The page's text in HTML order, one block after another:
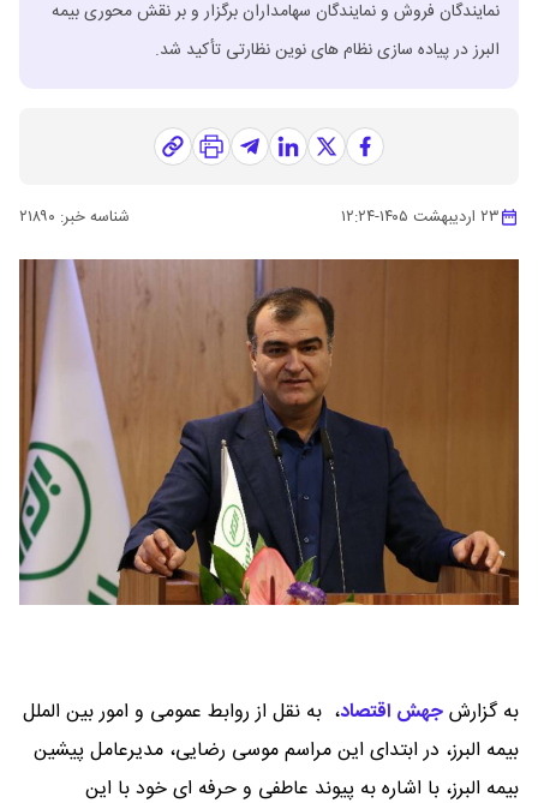
نمایندگان فروش و نمایندگان سهامداران برگزار و بر نقش محوری بیمه
البرز در پیاده سازی نظام های نوین نظارتی تأکید شد.
۲۳ اردیبهشت ۱۴۰۵ -۱۲:۲۴ شناسه خبر: ۲۱۸۹۰
به گزارشجهش اقتصاد، به نقل از روابط عمومی و امور بین الملل
بیمه البرز، در ابتدای این مراسم موسی رضایی، مدیرعامل پیشین
بیمه البرز، با اشاره به پیوند عاطفی و حرفه ای خود با این